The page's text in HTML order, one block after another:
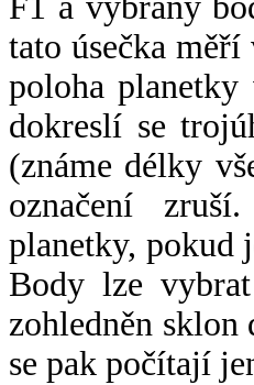
tato úsečka
poloha
dokreslí se
(známe délky
označení
planetky, pokud
Body lze
zohledněn
se pak počítají